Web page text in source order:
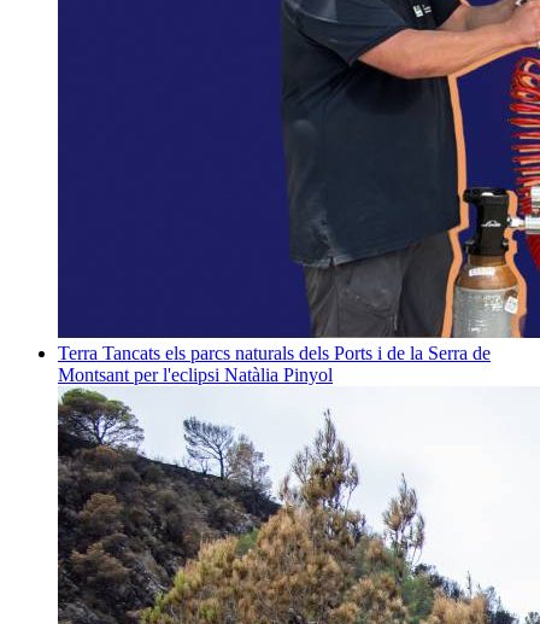
Terra Tancats els parcs naturals dels Ports i de la Serra de
Montsant per l'eclipsi Natàlia Pinyol